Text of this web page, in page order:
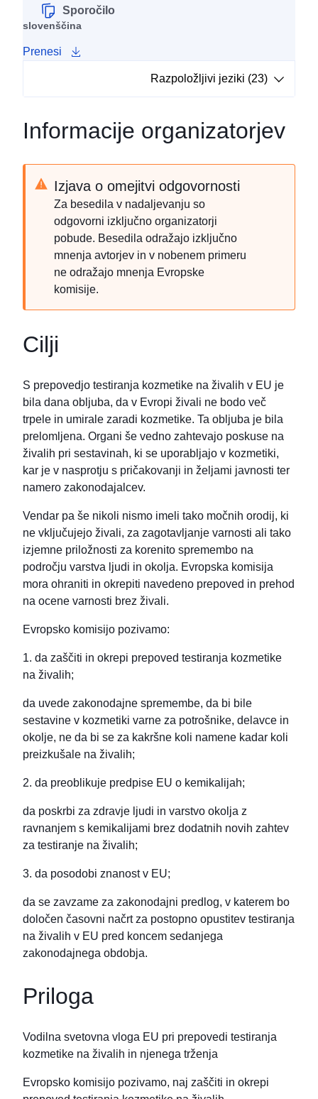
Sporočilo
slovenščina
Prenesi
Razpoložljivi jeziki (23)
Informacije organizatorjev
Izjava o omejitvi odgovornosti
Za besedila v nadaljevanju so
odgovorni izključno organizatorji
pobude. Besedila odražajo izključno
mnenja avtorjev in v nobenem primeru
ne odražajo mnenja Evropske
komisije.
Cilji
S prepovedjo testiranja kozmetike na živalih v EU je
bila dana obljuba, da v Evropi živali ne bodo več
trpele in umirale zaradi kozmetike. Ta obljuba je bila
prelomljena. Organi še vedno zahtevajo poskuse na
živalih pri sestavinah, ki se uporabljajo v kozmetiki,
kar je v nasprotju s pričakovanji in željami javnosti ter
namero zakonodajalcev.
Vendar pa še nikoli nismo imeli tako močnih orodij, ki
ne vključujejo živali, za zagotavljanje varnosti ali tako
izjemne priložnosti za korenito spremembo na
področju varstva ljudi in okolja. Evropska komisija
mora ohraniti in okrepiti navedeno prepoved in prehod
na ocene varnosti brez živali.
Evropsko komisijo pozivamo:
1. da zaščiti in okrepi prepoved testiranja kozmetike
na živalih;
da uvede zakonodajne spremembe, da bi bile
sestavine v kozmetiki varne za potrošnike, delavce in
okolje, ne da bi se za kakršne koli namene kadar koli
preizkušale na živalih;
2. da preoblikuje predpise EU o kemikalijah;
da poskrbi za zdravje ljudi in varstvo okolja z
ravnanjem s kemikalijami brez dodatnih novih zahtev
za testiranje na živalih;
3. da posodobi znanost v EU;
da se zavzame za zakonodajni predlog, v katerem bo
določen časovni načrt za postopno opustitev testiranja
na živalih v EU pred koncem sedanjega
zakonodajnega obdobja.
Priloga
Vodilna svetovna vloga EU pri prepovedi testiranja
kozmetike na živalih in njenega trženja
Evropsko komisijo pozivamo, naj zaščiti in okrepi